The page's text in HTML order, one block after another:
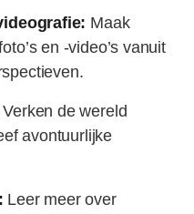
Maak
en -video’s vanuit
Verken de wereld
avontuurlijke
Leer meer over